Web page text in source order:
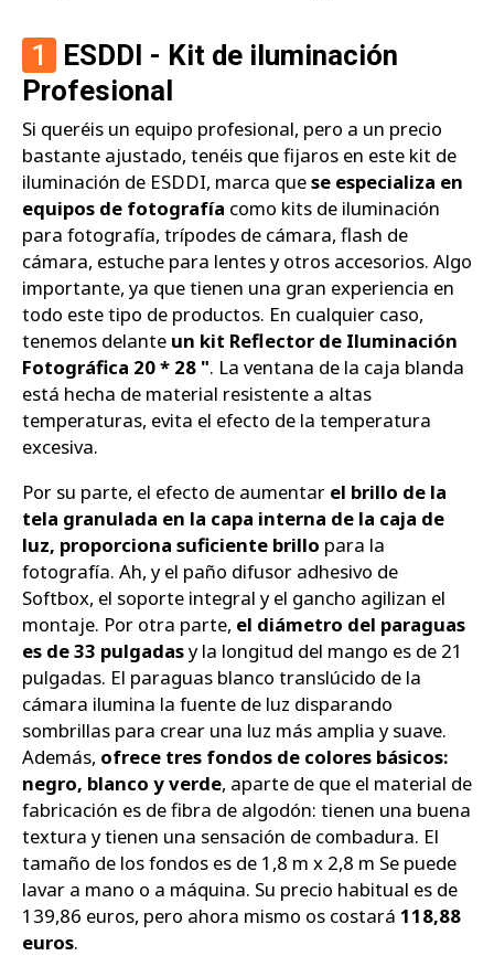
1
ESDDI - Kit de iluminación
Profesional
Si queréis un equipo profesional, pero a un precio
bastante ajustado, tenéis que fijaros en este kit de
iluminación de ESDDI, marca quese especializa en
equipos de fotografía como kits de iluminación
para fotografía, trípodes de cámara, flash de
cámara, estuche para lentes y otros accesorios. Algo
importante, ya que tienen una gran experiencia en
todo este tipo de productos. En cualquier caso,
tenemos delante un kit Reflector de Iluminación
Fotográfica 20 * 28 ". La ventana de la caja blanda
está hecha de material resistente a altas
temperaturas, evita el efecto de la temperatura
excesiva.
Por su parte, el efecto de aumentar el brillo de la
tela granulada en la capa interna de la caja de
luz, proporciona suficiente brillo para la
fotografía. Ah, y el paño difusor adhesivo de
Softbox, el soporte integral y el gancho agilizan el
montaje. Por otra parte, el diámetro del paraguas
es de 33 pulgadasy la longitud del mango es de 21
pulgadas. El paraguas blanco translúcido de la
cámara ilumina la fuente de luz disparando
sombrillas para crear una luz más amplia y suave.
Además, ofrece tres fondos de colores básicos:
negro, blanco y verde, aparte de que el material de
fabricación es de fibra de algodón: tienen una buena
textura y tienen una sensación de combadura. El
tamaño de los fondos es de 1,8 m x 2,8 m Se puede
lavar a mano o a máquina. Su precio habitual es de
139,86 euros, pero ahora mismo os costará 118,88
euros.